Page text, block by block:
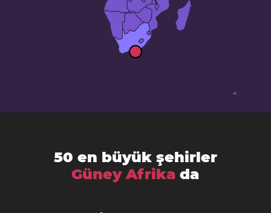
50 en büyük şehirler
Güney Afrika da